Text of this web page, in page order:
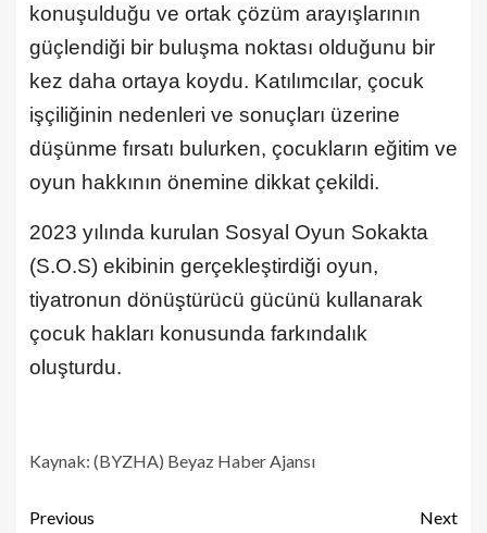
konuşulduğu ve ortak çözüm arayışlarının
güçlendiği bir buluşma noktası olduğunu bir
kez daha ortaya koydu. Katılımcılar, çocuk
işçiliğinin nedenleri ve sonuçları üzerine
düşünme fırsatı bulurken, çocukların eğitim ve
oyun hakkının önemine dikkat çekildi.
2023 yılında kurulan Sosyal Oyun Sokakta
(S.O.S) ekibinin gerçekleştirdiği oyun,
tiyatronun dönüştürücü gücünü kullanarak
çocuk hakları konusunda farkındalık
oluşturdu.
Kaynak: (BYZHA) Beyaz Haber Ajansı
Previous
Next